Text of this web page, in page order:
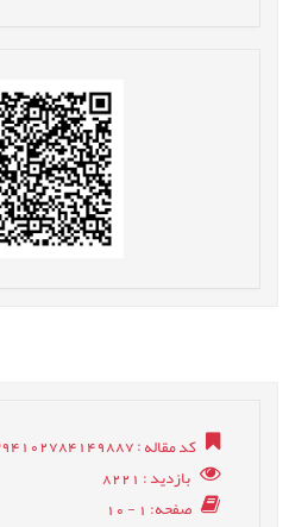
کد مقاله: 1394102784149887
بازدید: 8221
صفحه: 1 - 10